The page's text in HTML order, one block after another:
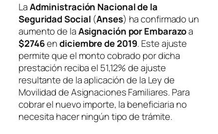
LaAdministración Nacional de la
Seguridad Social (Anses) ha confirmado un
aumento de laAsignación por Embarazoa
$2746endiciembre de 2019. Este ajuste
permite que el monto cobrado por dicha
prestación reciba el 51,12% de ajuste
resultante de la aplicación de la Ley de
Movilidad de Asignaciones Familiares. Para
cobrar el nuevo importe, la beneficiaria no
necesita hacer ningún tipo de trámite.